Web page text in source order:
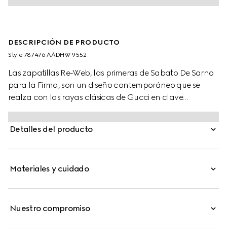
DESCRIPCIÓN DE PRODUCTO
Style ‎787476 AADHW 9552
Las zapatillas Re-Web, las primeras de Sabato De Sarno
para la Firma, son un diseño contemporáneo que se
realza con las rayas clásicas de Gucci en clave
llamativa. Este par de zapatillas en lona Original GG
beige y azul se caracteriza por sus detalles emblemáticos
y se completa con una lengüeta con la tribanda web
Detalles del producto
Materiales y cuidado
Nuestro compromiso